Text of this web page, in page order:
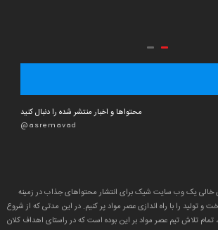
محتواها و اخبار منتشر شده را دنبال کنید
@asremavad
جای خالی یک وب سایت شیک برای انتشار محتواهای جذاب در زمینه
و تولید را با راه اندازی عصر مواد پر کنیم. در این مدتی که از شروع
تلاش تیم عصر مواد بر این بوده است که در راستای اهداف کلان